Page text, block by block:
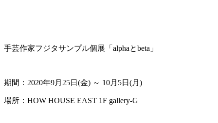
手芸作家フジタサンプル個展「alphaとbeta」
期間：2020年9月25日(金) ～ 10月5日(月)
場所：HOW HOUSE EAST 1F gallery-G